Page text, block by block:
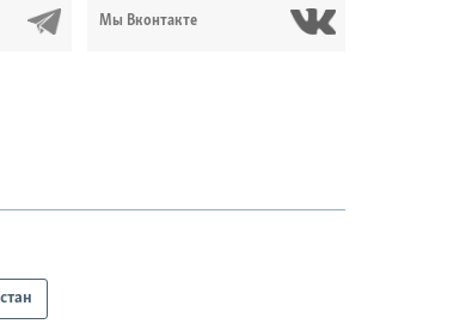
Мы Вконтакте